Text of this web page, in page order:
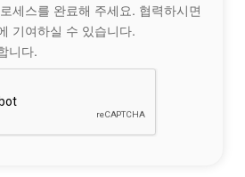
세스를 완료해 주세요. 협력하시면
기여하실 수 있습니다.
니다.